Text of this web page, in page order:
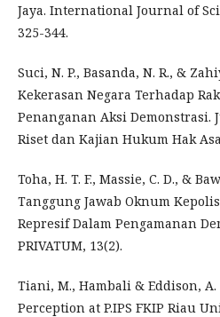
Jaya. International Journal of
325-344.
Suci, N. P., Basanda, N. R., &
Kekerasan Negara Terhadap
Penanganan Aksi
Riset dan Kajian Hukum Hak
Toha, H. T. F., Massie, C. D., &
Tanggung Jawab Oknum
Represif Dalam Pengamanan
PRIVATUM, 13(2).
Tiani, M., Hambali & Eddison, A.
Perception at P.IPS FKIP Riau